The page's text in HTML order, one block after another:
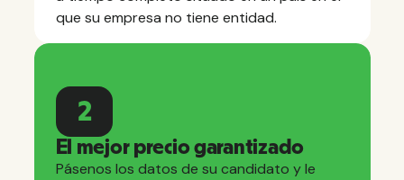
que su empresa no tiene entidad.
2
El mejor precio garantizado
Pásenos los datos de su candidato y le